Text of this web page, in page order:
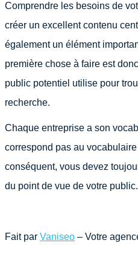
Comprendre les besoins de
créer un excellent contenu
également un élément
première chose à faire est
public potentiel utilise pour
recherche.
Chaque entreprise a son
correspond pas au
conséquent, vous devez
du point de vue de votre public.
Fait par Vaniseo – Votre